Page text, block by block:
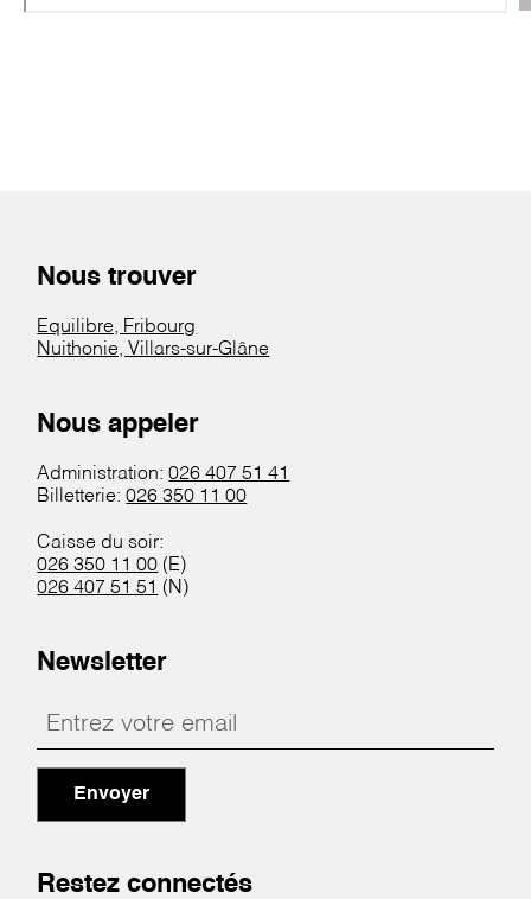
Nous trouver
Equilibre, Fribourg
Nuithonie, Villars-sur-Glâne
Nous appeler
Administration:026 407 51 41
Billetterie:026 350 11 00
Caisse du soir:
026 350 11 00 (E)
026 407 51 51 (N)
Newsletter
Envoyer
Restez connectés